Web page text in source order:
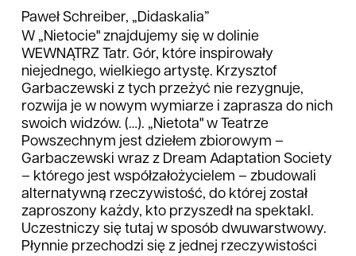
Paweł Schreiber, „Didaskalia”
W „Nietocie" znajdujemy się w dolinie
WEWNĄTRZ Tatr. Gór, które inspirowały
niejednego, wielkiego artystę. Krzysztof
Garbaczewski z tych przeżyć nie rezygnuje,
rozwija je w nowym wymiarze i zaprasza do nich
swoich widzów. (…). „Nietota" w Teatrze
Powszechnym jest dziełem zbiorowym –
Garbaczewski wraz z Dream Adaptation Society
– którego jest współzałożycielem – zbudowali
alternatywną rzeczywistość, do której został
zaproszony każdy, kto przyszedł na spektakl.
Uczestniczy się tutaj w sposób dwuwarstwowy.
Płynnie przechodzi się z jednej rzeczywistości